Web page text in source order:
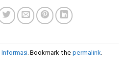
Informasi. Bookmark the permalink.